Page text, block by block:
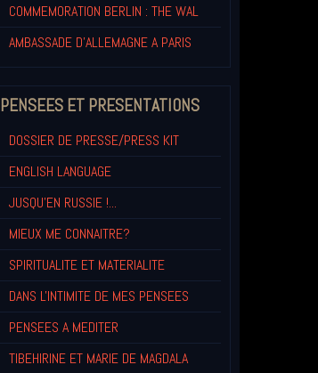
COMMEMORATION BERLIN : THE WAL
AMBASSADE D'ALLEMAGNE A PARIS
PENSEES ET PRESENTATIONS
DOSSIER DE PRESSE/PRESS KIT
ENGLISH LANGUAGE
JUSQU'EN RUSSIE !...
MIEUX ME CONNAITRE?
SPIRITUALITE ET MATERIALITE
DANS L'INTIMITE DE MES PENSEES
PENSEES A MEDITER
TIBEHIRINE ET MARIE DE MAGDALA